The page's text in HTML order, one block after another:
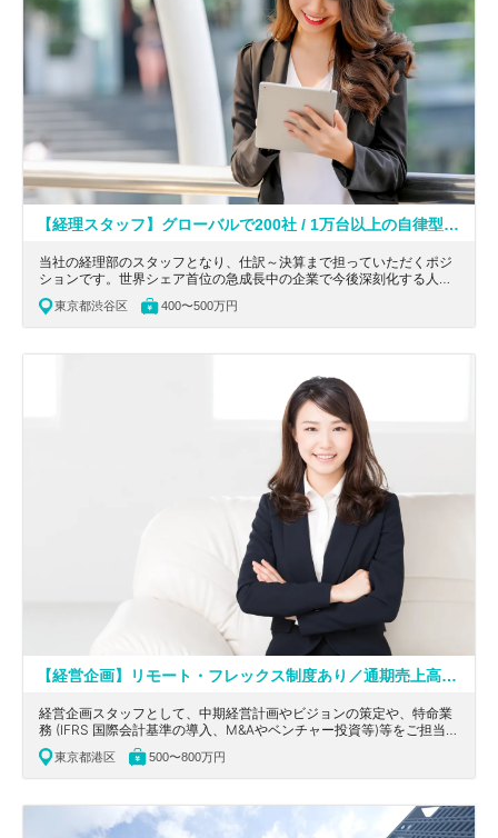
【経理スタッフ】グローバルで200社 / 1万台以上の自律型協働ロボットの導入に成功している世界シェア首位の物流のDXを行うユニコーン企業です！！
当社の経理部のスタッフとなり、仕訳～決算まで担っていただくポジ
ションです。世界シェア首位の急成長中の企業で今後深刻化する人手
不足と高い設備投資リスクを解決するため、社会課題にお役立ちいた
だけるポジションです。
東京都渋谷区 400〜500万円
【経営企画】リモート・フレックス制度あり／通期売上高306億円で海外含め約40社の関連会社を持つ企業の本社経営企画チームスタッフ募集！広告Tech業界を牽引している成長中のグロース上場企業！
経営企画スタッフとして、中期経営計画やビジョンの策定や、特命業
務 (IFRS 国際会計基準の導入、M&Aやベンチャー投資等)等をご担当頂
きます。東京都港区にあるDSPでアドテク業界を牽引！11か国展開の
グローバルテックグロース上場企業の求人
東京都港区 500〜800万円